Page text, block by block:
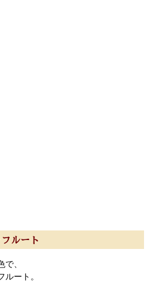
ルート
、
ート。